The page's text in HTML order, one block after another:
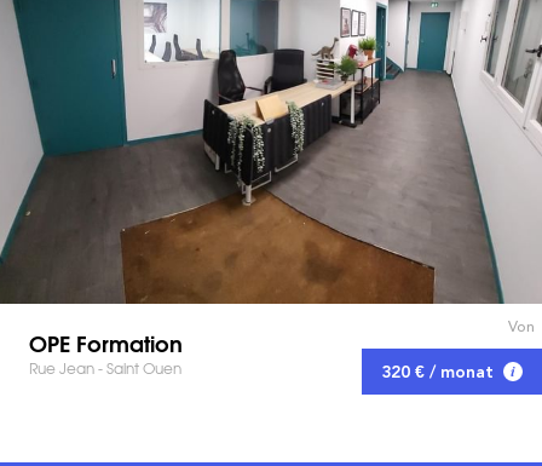
OPE Formation
Rue Jean - Saint Ouen
Von
320 € / monat